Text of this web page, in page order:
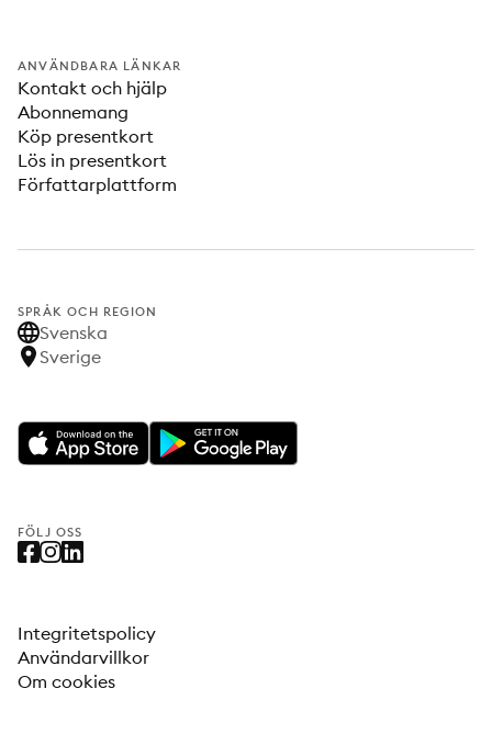
ANVÄNDBARA LÄNKAR
Kontakt och hjälp
Abonnemang
Köp presentkort
Lös in presentkort
Författarplattform
SPRÅK OCH REGION
Svenska
Sverige
FÖLJ OSS
Integritetspolicy
Användarvillkor
Om cookies